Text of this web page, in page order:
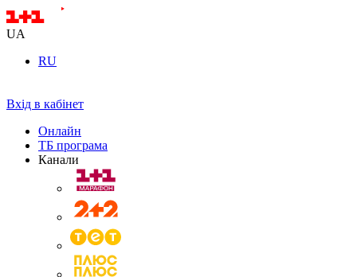
UA
RU
Вхід в кабінет
Онлайн
ТБ програма
Канали